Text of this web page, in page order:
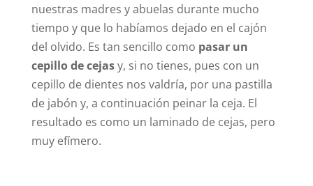
nuestras madres y abuelas durante mucho
tiempo y que lo habíamos dejado en el cajón
del olvido. Es tan sencillo como pasar un
cepillo de cejasy, si no tienes, pues con un
cepillo de dientes nos valdría, por una pastilla
de jabón y, a continuación peinar la ceja. El
resultado es como un laminado de cejas, pero
muy efímero.